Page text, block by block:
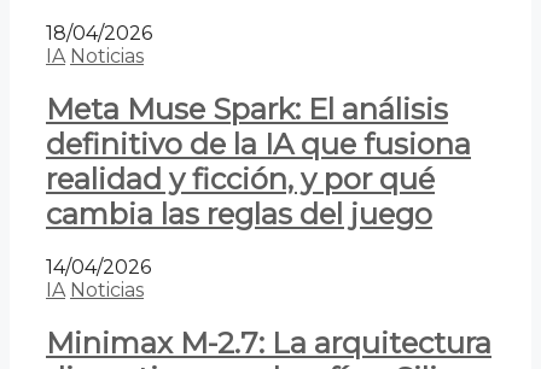
18/04/2026
IA Noticias
Meta Muse Spark: El análisis
definitivo de la IA que fusiona
realidad y ficción, y por qué
cambia las reglas del juego
14/04/2026
IA Noticias
Minimax M-2.7: La arquitectura